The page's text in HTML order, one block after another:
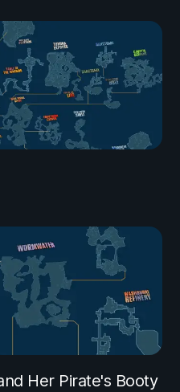
Her Pirate's Booty